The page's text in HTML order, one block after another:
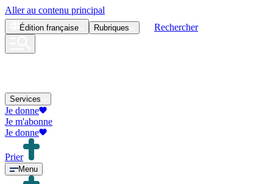
Aller au contenu principal
Édition française Rubriques Rechercher
Services
Je donne
Je m'abonne
Je donne
Prier
Menu